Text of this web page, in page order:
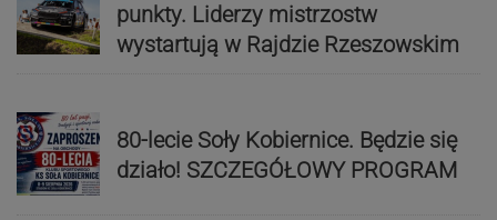
punkty. Liderzy mistrzostw
wystartują w Rajdzie Rzeszowskim
80-lecie Soły Kobiernice. Będzie się
działo! SZCZEGÓŁOWY PROGRAM